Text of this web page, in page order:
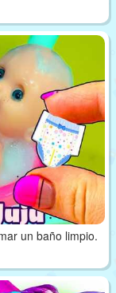
un baño limpio.